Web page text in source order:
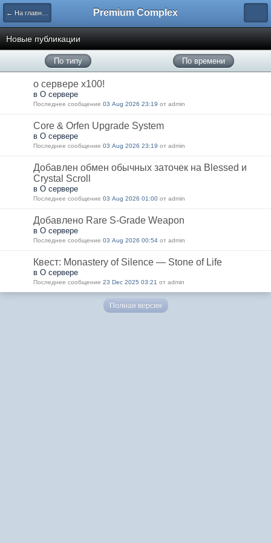
← На главную Premium Complex
Новые публикации
По типу По времени
о сервере x100!
в О сервере
Последнее сообщение 03 Aug 2026 23:19 от admin
Core & Orfen Upgrade System
в О сервере
Последнее сообщение 03 Aug 2026 23:19 от admin
Добавлен обмен обычных заточек на Blessed и
Crystal Scroll
в О сервере
Последнее сообщение 03 Aug 2026 01:00 от admin
Добавлено Rare S-Grade Weapon
в О сервере
Последнее сообщение 03 Aug 2026 00:54 от admin
Квест: Monastery of Silence — Stone of Life
в О сервере
Последнее сообщение 23 Dec 2025 03:21 от admin
Полная версия